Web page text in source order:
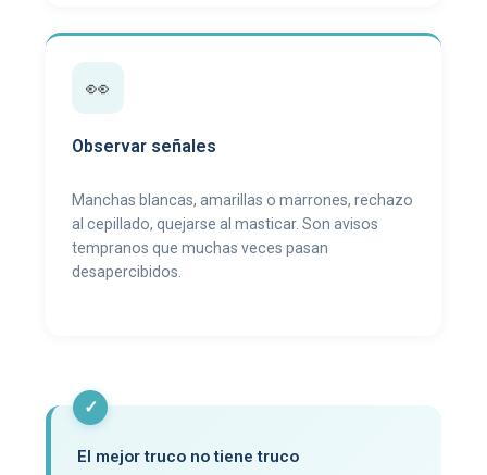
👀
Observar señales
Manchas blancas, amarillas o marrones, rechazo
al cepillado, quejarse al masticar. Son avisos
tempranos que muchas veces pasan
desapercibidos.
✓
El mejor truco no tiene truco